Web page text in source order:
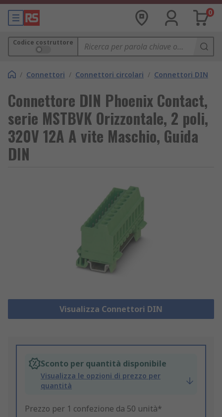
0
Codice costruttore
/ Connettori / Connettori circolari / Connettori DIN
Connettore DIN Phoenix Contact,
serie MSTBVK Orizzontale, 2 poli,
320V 12A A vite Maschio, Guida
DIN
Visualizza Connettori DIN
Sconto per quantità disponibile
Visualizza le opzioni di prezzo per
quantità
Prezzo per 1 confezione da 50 unità*